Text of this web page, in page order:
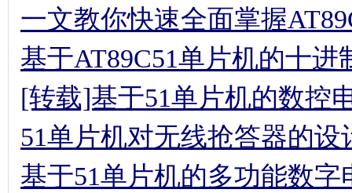
一文教你快速全面掌握
基于AT89C51单片机的十
[转载]基于51单片机的数控
51单片机对无线抢答器的设
基于51单片机的多功能数字